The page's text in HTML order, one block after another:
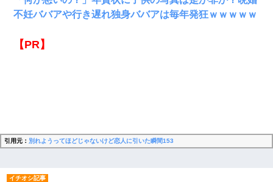
不妊ババアや行き遅れ独身ババアは毎年発狂ｗｗｗｗｗ
【PR】
引用元： 別れようってほどじゃないけど恋人に引いた瞬間153